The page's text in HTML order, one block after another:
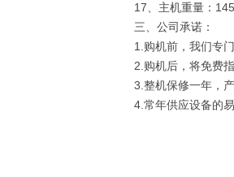
17、主机重量：
三、 公司承诺：
1.购机前，我们专
2.购机后，将免费
3.整机保修一年，
4.常年供应设备的